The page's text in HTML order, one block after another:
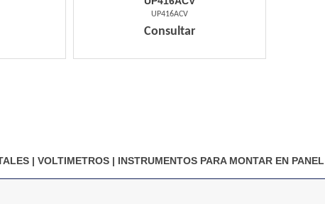
UP416ACV
Consultar
| VOLTIMETROS | INSTRUMENTOS PARA MONTAR EN PANEL